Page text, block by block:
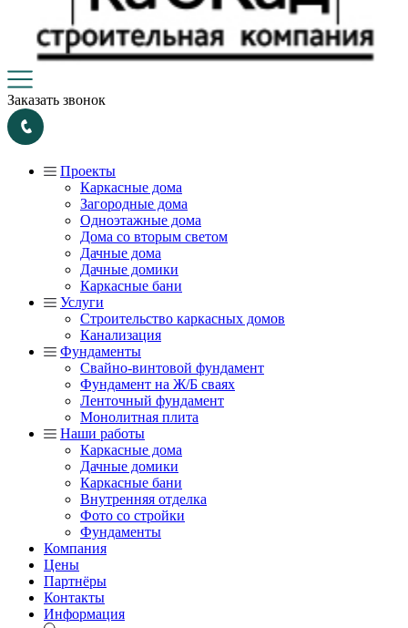
Заказать звонок
Проекты
Каркасные дома
Загородные дома
Одноэтажные дома
Дома со вторым светом
Дачные дома
Дачные домики
Каркасные бани
Услуги
Строительство каркасных домов
Канализация
Фундаменты
Свайно-винтовой фундамент
Фундамент на Ж/Б сваях
Ленточный фундамент
Монолитная плита
Наши работы
Каркасные дома
Дачные домики
Каркасные бани
Внутренняя отделка
Фото со стройки
Фундаменты
Компания
Цены
Партнёры
Контакты
Информация